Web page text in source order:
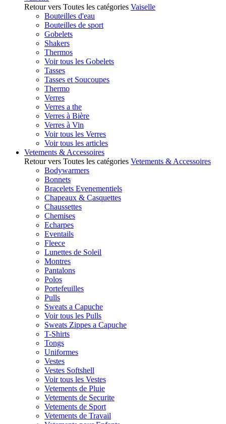
Retour vers Toutes les catégories Vaiselle
Bouteilles d'eau
Bouteilles de sport
Gobelets
Shakers
Thermos
Voir tous les Gobelets
Tasses
Tasses et Soucoupes
Thermo
Verres
Verres a the
Verres à Bière
Verres à Vin
Voir tous les Verres
Voir tous les articles
Vetements & Accessoires
Retour vers Toutes les catégories Vetements & Accessoires
Bodywarmers
Bonnets
Bracelets Evenementiels
Chapeaux & Casquettes
Chaussettes
Chemises
Echarpes
Eventails
Fleece
Lunettes de Soleil
Montres
Pantalons
Polos
Portefeuilles
Pulls
Sweats a Capuche
Voir tous les Pulls
Sweats Zippes a Capuche
T-Shirts
Tongs
Uniformes
Vestes
Vestes Softshell
Voir tous les Vestes
Vetements de Pluie
Vetements de Securite
Vetements de Sport
Vetements de Travail